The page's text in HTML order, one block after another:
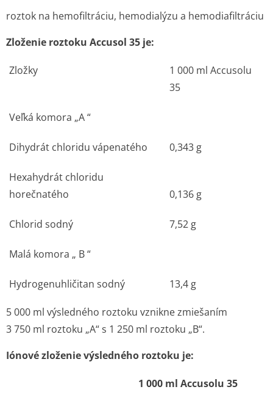
roztok na hemofiltráciu, hemodialýzu a hemodiafiltráciu
Zloženie roztoku Accusol 35 je:
Zložky
1 000 ml Accusolu
35
Veľká komora „A “
Dihydrát chloridu vápenatého 0,343 g
Hexahydrát chloridu
horečnatého
0,136 g
Chlorid sodný 7,52 g
Malá komora „ B “
Hydrogenuhličitan sodný 13,4 g
5 000 ml výsledného roztoku vznikne zmiešaním
3 750 ml roztoku „A“ s 1 250 ml roztoku „B“.
Iónové zloženie výsledného roztoku je:
1 000 ml Accusolu 35